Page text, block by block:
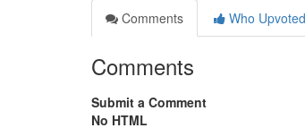
Comments
Who Upvoted
Comments
Submit a Comment
No HTML